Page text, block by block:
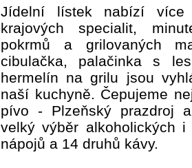
Jídelní lístek nabízí
krajových specialit,
pokrmů a grilovaných
cibulačka, palačinka s
hermelín na grilu jsou
naší kuchyně. Čepujeme
pívo - Plzeňský prazdroj
velký výběr alkoholických i
nápojů a 14 druhů kávy.